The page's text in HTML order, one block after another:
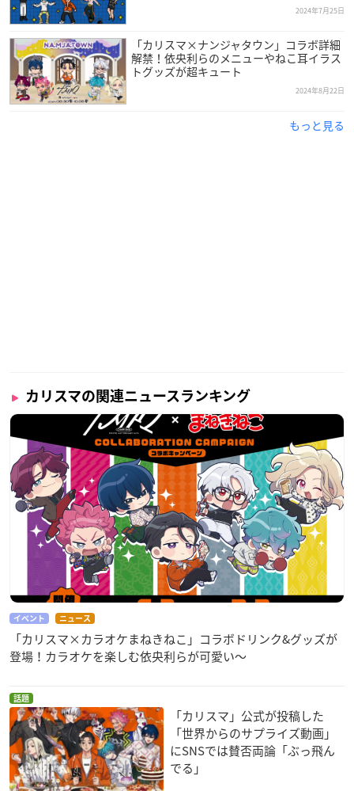
2024年7月25日
「カリスマ×ナンジャタウン」コラボ詳細
解禁！依央利らのメニューやねこ耳イラス
トグッズが超キュート
2024年8月22日
もっと見る
カリスマの関連ニュースランキング
イベント ニュース
「カリスマ×カラオケまねきねこ」コラボドリンク&グッズが
登場！カラオケを楽しむ依央利らが可愛い～
話題
「カリスマ」公式が投稿した
「世界からのサプライズ動画」
にSNSでは賛否両論「ぶっ飛ん
でる」